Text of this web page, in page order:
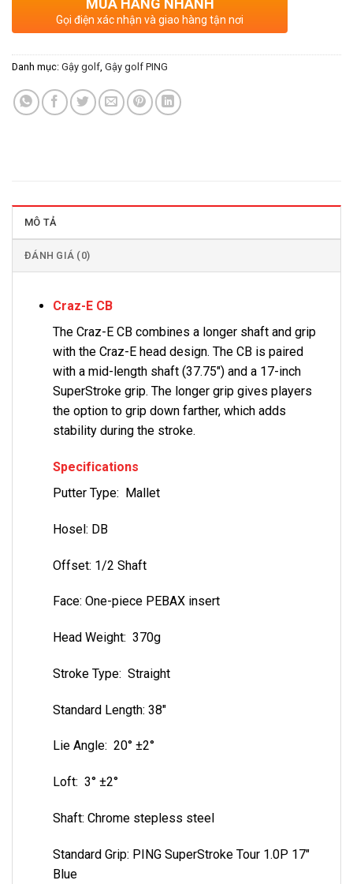
MUA HÀNG NHANH
Gọi điện xác nhận và giao hàng tận nơi
Danh mục: Gậy golf, Gậy golf PING
MÔ TẢ
ĐÁNH GIÁ (0)
Craz-E CB
The Craz-E CB combines a longer shaft and grip
with the Craz-E head design. The CB is paired
with a mid-length shaft (37.75″) and a 17-inch
SuperStroke grip. The longer grip gives players
the option to grip down farther, which adds
stability during the stroke.
Specifications
Putter Type: Mallet
Hosel: DB
Offset: 1/2 Shaft
Face: One-piece PEBAX insert
Head Weight: 370g
Stroke Type: Straight
Standard Length: 38″
Lie Angle: 20° ±2°
Loft: 3° ±2°
Shaft: Chrome stepless steel
Standard Grip: PING SuperStroke Tour 1.0P 17″
Blue